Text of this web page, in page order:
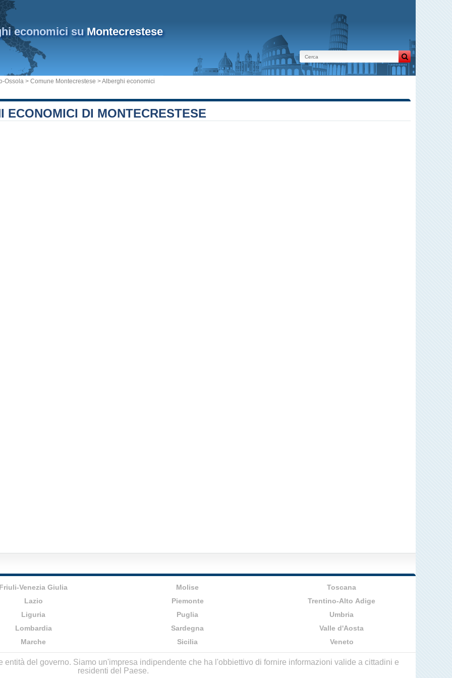
economici suMontecrestese
Ossola > Comune Montecrestese > Alberghi economici
ECONOMICI DI MONTECRESTESE
Friuli-Venezia Giulia
Lazio
Liguria
Lombardia
Marche
Molise
Piemonte
Puglia
Sardegna
Sicilia
Toscana
Trentino-Alto Adige
Umbria
Valle d'Aosta
Veneto
entità del governo. Siamo un'impresa indipendente che ha l'obbiettivo di fornire informazioni valide a cittadini e
residenti del Paese.